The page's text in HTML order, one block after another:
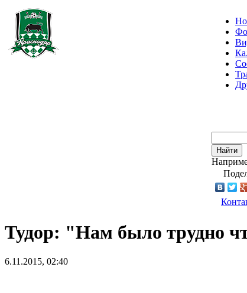
Найти
Тудор: "Нам было трудно
6.11.2015, 02:40